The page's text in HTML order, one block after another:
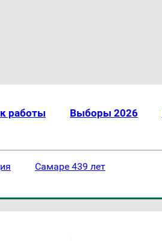
работы Выборы 2026
Самаре 439 лет